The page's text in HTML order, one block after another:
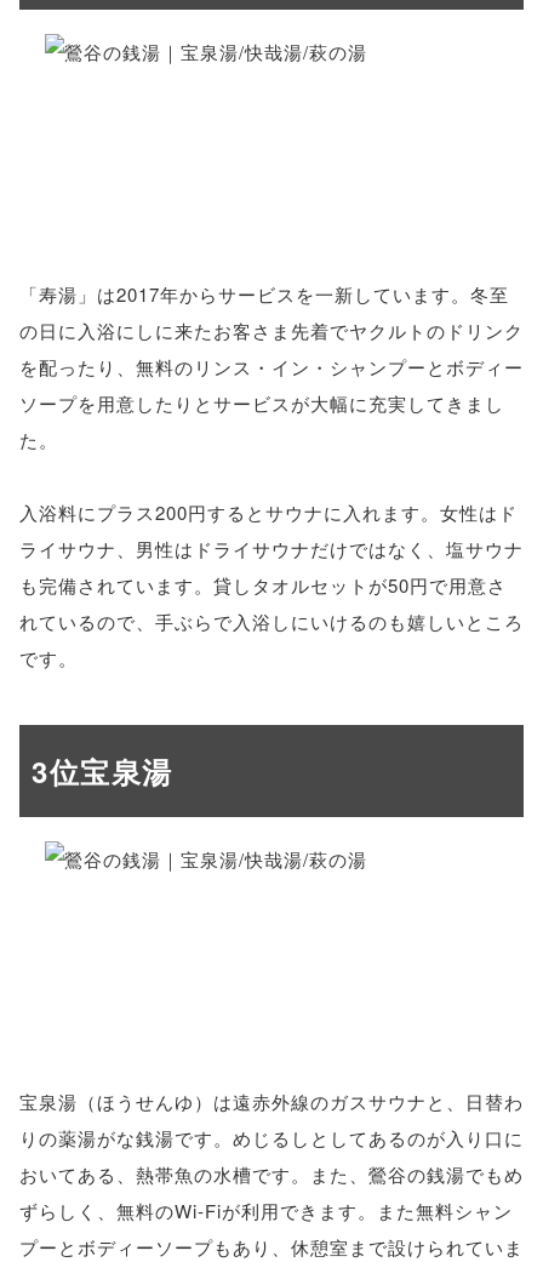
「寿湯」は2017年からサービスを一新しています。冬至
の日に入浴にしに来たお客さま先着でヤクルトのドリンク
を配ったり、無料のリンス・イン・シャンプーとボディー
ソープを用意したりとサービスが大幅に充実してきまし
た。
入浴料にプラス200円するとサウナに入れます。女性はド
ライサウナ、男性はドライサウナだけではなく、塩サウナ
も完備されています。貸しタオルセットが50円で用意さ
れているので、手ぶらで入浴しにいけるのも嬉しいところ
です。
3位宝泉湯
宝泉湯（ほうせんゆ）は遠赤外線のガスサウナと、日替わ
りの薬湯がな銭湯です。めじるしとしてあるのが入り口に
おいてある、熱帯魚の水槽です。また、鶯谷の銭湯でもめ
ずらしく、無料のWi-Fiが利用できます。また無料シャン
プーとボディーソープもあり、休憩室まで設けられていま